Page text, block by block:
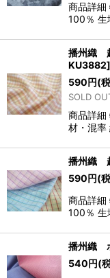
商品詳細
100％ 生
播州織
KU3882]
590円(
SOLD
商品詳
材・混
播州織
590円(
商品詳
100％
播州織
540円(